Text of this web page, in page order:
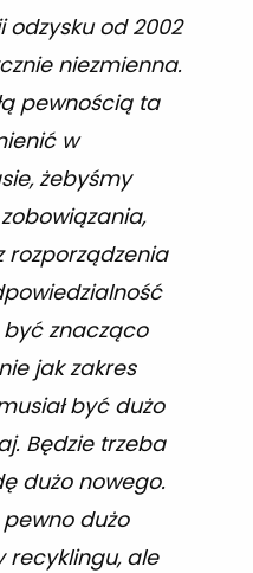
odzysku od 2002
niezmienna.
pewnością ta
w
żebyśmy
rozporządzenia
być znacząco
jak zakres
być dużo
Będzie trzeba
dużo nowego.
pewno dużo
recyklingu, ale